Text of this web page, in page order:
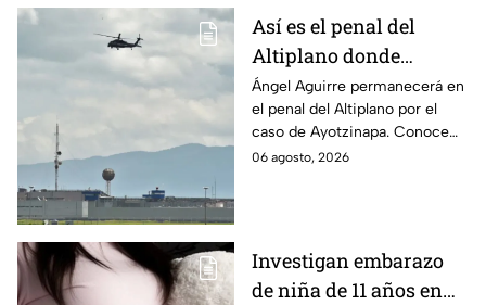
Así es el penal del
Altiplano donde
permanecerá Ángel
Aguirre por caso
Ayotzinapa
Ángel Aguirre permanecerá en
el penal del Altiplano por el
caso de Ayotzinapa. Conoce
dónde está, cómo es esta
06 agosto, 2026
Investigan embarazo
de niña de 11 años en